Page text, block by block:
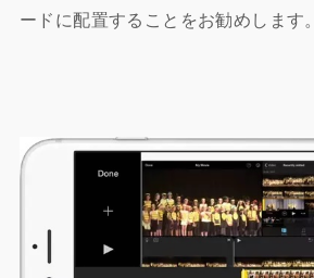
ードに配置することをお勧めします。